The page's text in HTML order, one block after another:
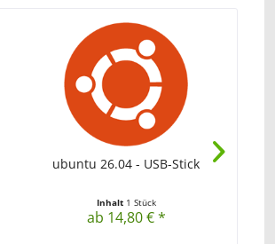
ubuntu 26.04 - USB-Stick
Inhalt 1 Stück
ab 14,80 € *